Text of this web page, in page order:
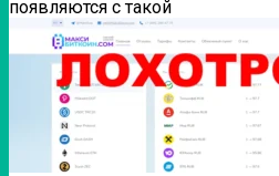
появляются с такой